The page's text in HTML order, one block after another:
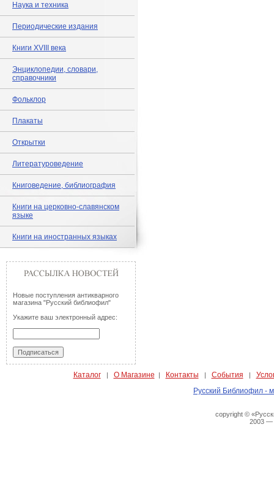
Наука и техника
Периодические издания
Книги XVIII века
Энциклопедии, словари,
справочники
Фольклор
Плакаты
Открытки
Литературоведение
Книговедение, библиография
Книги на церковно-славянском
языке
Книги на иностранных языках
Новые поступления антикварного
магазина "Русский библиофил"
Укажите ваш электронный адрес:
Каталог| О Магазине | Контакты | События |
Русский Библиофил -
copyright ©
2003 —